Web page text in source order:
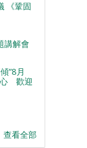
《鞏固
講解會
”8月
心 歡迎
查看全部